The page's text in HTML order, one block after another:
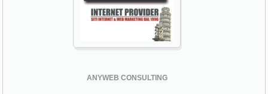
ANYWEB CONSULTING